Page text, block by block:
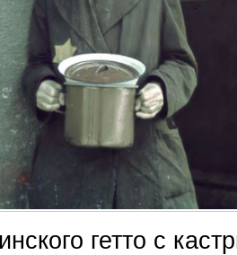
гетто с